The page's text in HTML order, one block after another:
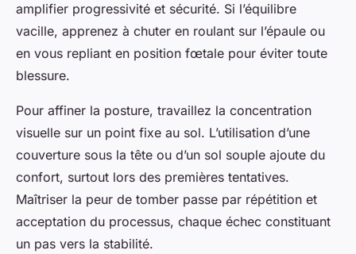
amplifier progressivité et sécurité. Si l’équilibre
vacille, apprenez à chuter en roulant sur l’épaule ou
en vous repliant en position fœtale pour éviter toute
blessure.
Pour affiner la posture, travaillez la concentration
visuelle sur un point fixe au sol. L’utilisation d’une
couverture sous la tête ou d’un sol souple ajoute du
confort, surtout lors des premières tentatives.
Maîtriser la peur de tomber passe par répétition et
acceptation du processus, chaque échec constituant
un pas vers la stabilité.